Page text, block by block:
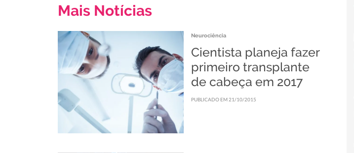
Mais Notícias
Neurociência
Cientista planeja fazer
primeiro transplante
de cabeça em 2017
PUBLICADO EM 21/10/2015